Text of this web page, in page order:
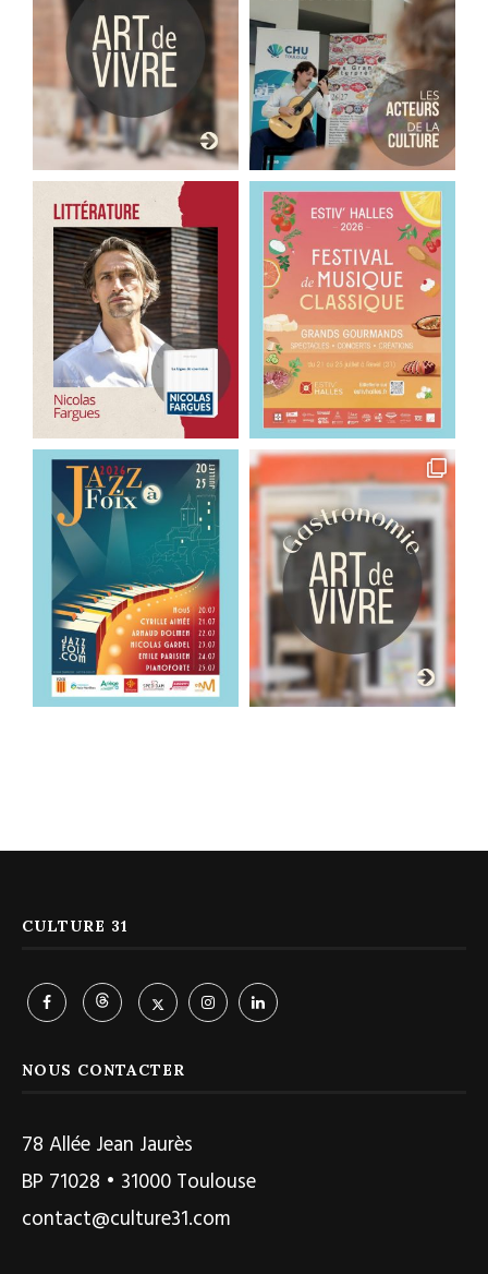
CULTURE 31
NOUS CONTACTER
78 Allée Jean Jaurès
BP 71028 • 31000 Toulouse
contact@culture31.com